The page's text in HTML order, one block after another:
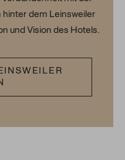
hinter dem Leinsweiler
und Vision des Hotels.